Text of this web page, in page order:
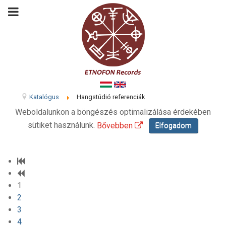
Katalógus Hangstúdió referenciák
Weboldalunkon a böngészés optimalizálása érdekében
sütiket használunk. Bővebben Elfogadom
1
2
3
4